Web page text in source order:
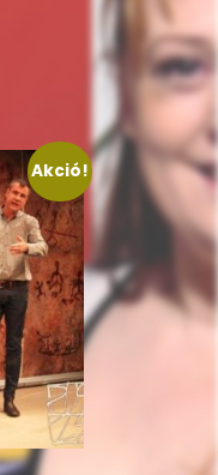
Akció!